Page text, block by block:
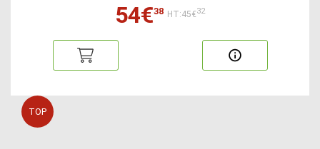
54€38 HT:45€32
TOP